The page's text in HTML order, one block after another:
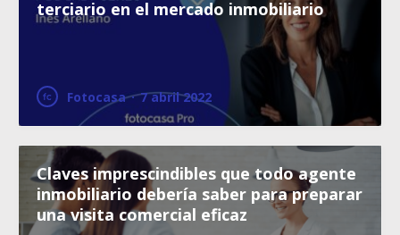
terciario en el mercado inmobiliario
Fotocasa · 7 abril 2022
Claves imprescindibles que todo agente
inmobiliario debería saber para preparar
una visita comercial eficaz